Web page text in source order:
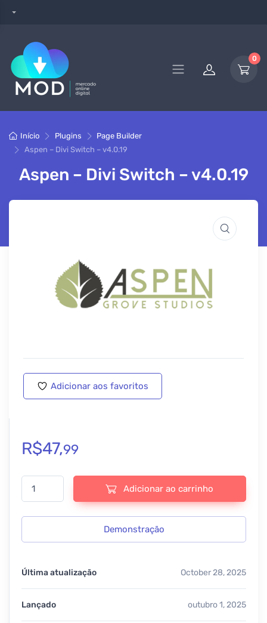
0
Início Plugins
Page Builder
Aspen – Divi Switch – v4.0.19
Aspen – Divi Switch – v4.0.19
Adicionar aos favoritos
R$47,99
Aspen – Divi Switch - v4.0.19 quantidade
Adicionar ao carrinho
Demonstração
Última atualização October 28, 2025
Lançado outubro 1, 2025